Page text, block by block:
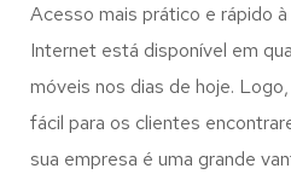
Acesso mais prático e rápido
Internet está disponível em
móveis nos dias de hoje.
fácil para os clientes
sua empresa é uma grande